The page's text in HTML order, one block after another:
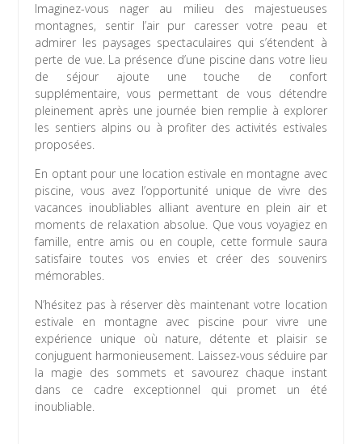
Imaginez-vous nager au milieu des majestueuses
montagnes, sentir l’air pur caresser votre peau et
admirer les paysages spectaculaires qui s’étendent à
perte de vue. La présence d’une piscine dans votre lieu
de séjour ajoute une touche de confort
supplémentaire, vous permettant de vous détendre
pleinement après une journée bien remplie à explorer
les sentiers alpins ou à profiter des activités estivales
proposées.
En optant pour une location estivale en montagne avec
piscine, vous avez l’opportunité unique de vivre des
vacances inoubliables alliant aventure en plein air et
moments de relaxation absolue. Que vous voyagiez en
famille, entre amis ou en couple, cette formule saura
satisfaire toutes vos envies et créer des souvenirs
mémorables.
N’hésitez pas à réserver dès maintenant votre location
estivale en montagne avec piscine pour vivre une
expérience unique où nature, détente et plaisir se
conjuguent harmonieusement. Laissez-vous séduire par
la magie des sommets et savourez chaque instant
dans ce cadre exceptionnel qui promet un été
inoubliable.